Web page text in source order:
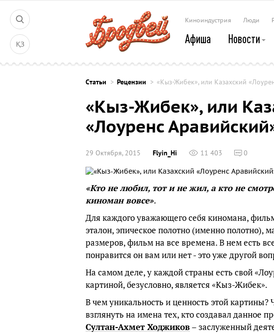
ҚЗ
Киноиндустрия Люди
Афиша Новости
Cтатьи Рецензии «Кыз-Жибек», или Казахский
«Кыз-Жибек», или
«Лоуренс
29 Октября, 2015 Flyin_Hi 11 403 0
«Кто не любил, тот и не жил, а кто не
киноман вовсе».
Для каждого уважающего себя киномана,
эталон, эпическое полотно (именно полотно),
размеров, фильм на все времена. В нем есть
понравится он вам или нет - это уже другой
На самом деле, у каждой страны есть свой
картиной, безусловно, является «Кыз-Жибек».
В чем уникальность и ценность этой картины?
взглянуть на имена тех, кто создавал данное
Султан-Ахмет Ходжиков– заслуженный